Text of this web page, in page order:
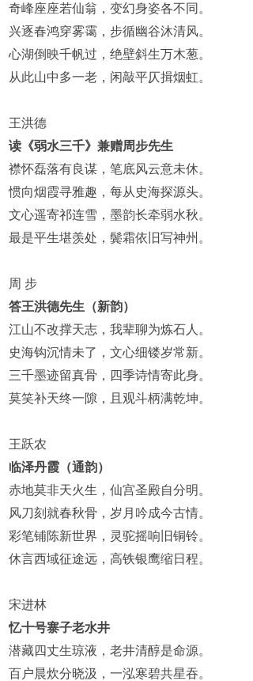
奇峰座座若仙翁，变幻身姿各不同。
兴逐春鸿穿雾霭，步循幽谷沐清风。
心湖倒映千帆过，绝壁斜生万木葱。
从此山中多一老，闲敲平仄揖烟虹。
王洪德
读《弱水三千》兼赠周步先生
襟怀磊落有良谋，笔底风云意未休。
惯向烟霞寻雅趣，每从史海探源头。
文心遥寄祁连雪，墨韵长牵弱水秋。
最是平生堪羡处，鬓霜依旧写神州。
周 步
答王洪德先生 （新韵）
江山不改撑天志，我辈聊为炼石人。
史海钩沉情未了，文心细镂岁常新。
三千墨迹留真骨，四季诗情寄此身。
莫笑补天终一隙，且观斗柄满乾坤。
王跃农
临泽丹霞 （通韵）
赤地莫非天火生，仙宫圣殿自分明。
风刀刻就春秋骨，岁月吟成今古情。
彩笔铺陈新世界，灵驼摇响旧铜铃。
休言西域征途远，高铁银鹰缩日程。
宋进林
忆十号寨子老水井
潜藏四丈生琼液，老井清醇是命源。
百户晨炊分晓汲，一泓寒碧共星吞。